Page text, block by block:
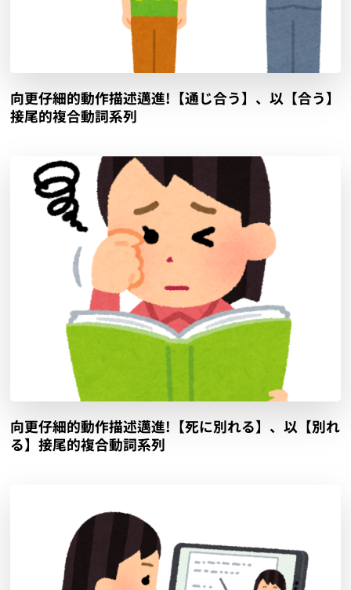
向更仔細的動作描述邁進!【通じ合う】、以【合う】
接尾的複合動詞系列
向更仔細的動作描述邁進!【死に別れる】、以【別れ
る】接尾的複合動詞系列